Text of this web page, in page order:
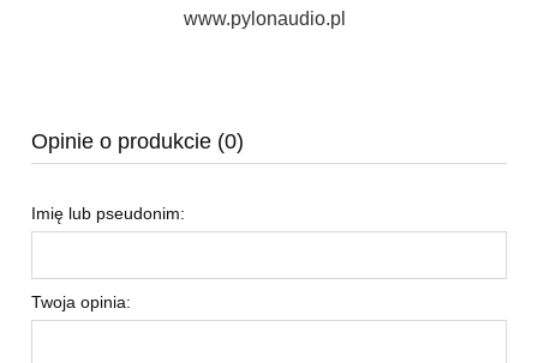
www.pylonaudio.pl
Opinie o produkcie (0)
Imię lub pseudonim:
Twoja opinia: